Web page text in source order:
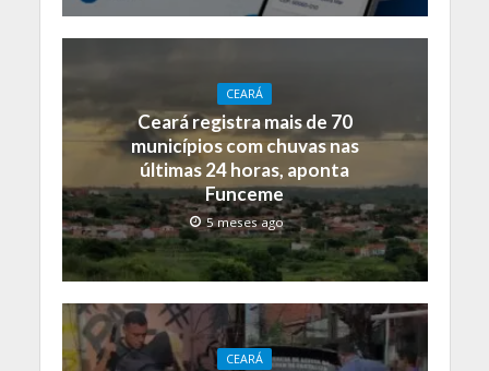
CEARÁ
Ceará registra mais de 70
municípios com chuvas nas
últimas 24 horas, aponta
Funceme
5 meses ago
CEARÁ